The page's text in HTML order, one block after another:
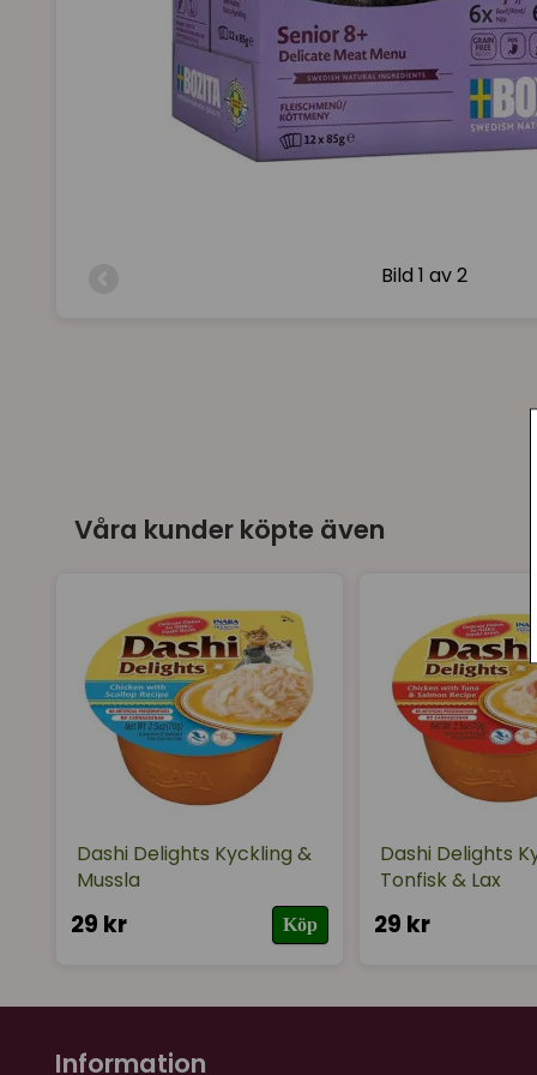
Bild1 av 2
Våra kunder köpte även
Dashi Delights Kyckling &
Mussla
29 kr Köp
Dashi Delights
Tonfisk & Lax
29 kr
Information